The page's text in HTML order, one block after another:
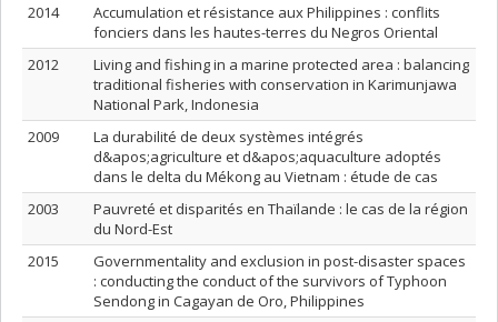
2014
Accumulation et résistance aux Philippines : conflits
fonciers dans les hautes-terres du Negros Oriental
2012
Living and fishing in a marine protected area : balancing
traditional fisheries with conservation in Karimunjawa
National Park, Indonesia
2009
La durabilité de deux systèmes intégrés
d&apos;agriculture et d&apos;aquaculture adoptés
dans le delta du Mékong au Vietnam : étude de cas
2003
Pauvreté et disparités en Thaïlande : le cas de la région
du Nord-Est
2015
Governmentality and exclusion in post-disaster spaces
: conducting the conduct of the survivors of Typhoon
Sendong in Cagayan de Oro, Philippines